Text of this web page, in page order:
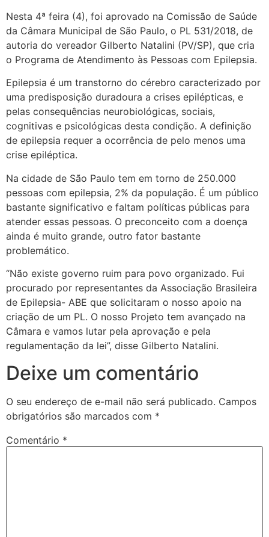
Nesta 4ª feira (4), foi aprovado na Comissão de Saúde
da Câmara Municipal de São Paulo, o PL 531/2018, de
autoria do vereador Gilberto Natalini (PV/SP), que cria
o Programa de Atendimento às Pessoas com Epilepsia.
Epilepsia é um transtorno do cérebro caracterizado por
uma predisposição duradoura a crises epilépticas, e
pelas consequências neurobiológicas, sociais,
cognitivas e psicológicas desta condição. A definição
de epilepsia requer a ocorrência de pelo menos uma
crise epiléptica.
Na cidade de São Paulo tem em torno de 250.000
pessoas com epilepsia, 2% da população. É um público
bastante significativo e faltam políticas públicas para
atender essas pessoas. O preconceito com a doença
ainda é muito grande, outro fator bastante
problemático.
“Não existe governo ruim para povo organizado. Fui
procurado por representantes da Associação Brasileira
de Epilepsia- ABE que solicitaram o nosso apoio na
criação de um PL. O nosso Projeto tem avançado na
Câmara e vamos lutar pela aprovação e pela
regulamentação da lei”, disse Gilberto Natalini.
Deixe um comentário
O seu endereço de e-mail não será publicado. Campos
obrigatórios são marcados com *
Comentário *